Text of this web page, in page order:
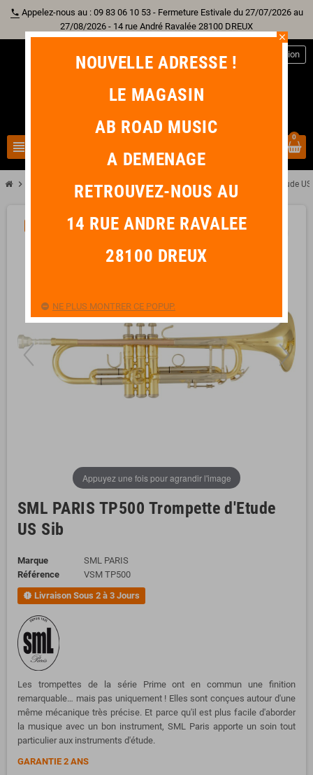
phone Appelez-nous au : 09 83 06 10 53 - Fermeture Estivale du 27/07/2026 au
27/08/2026 - 14 rue André Ravalée 28100 DREUX
view_headline
Connexion
0
chevron_right Autre Instrumentchevron_right Trompette chevron_right SML PARIS TP500 Trompette d'Etude
Appuyez une fois pour agrandir l'image
SML PARIS TP500 Trompette d'Etude
US Sib
Marque
SML PARIS
Référence
VSM TP500
new_releases Livraison Sous 2 à 3 Jours
Les trompettes de la série Prime ont en commun une finition
remarquable… mais pas uniquement ! Elles sont conçues autour d'une
même mécanique très précise. Et parce qu'il est plus facile d'aborder
la musique avec un bon instrument, SML Paris apporte un soin tout
particulier aux instruments d'étude.
GARANTIE 2 ANS
close
NOUVELLE ADRESSE !
LE MAGASIN
AB ROAD MUSIC
A DEMENAGE
RETROUVEZ-NOUS AU
14 RUE ANDRE RAVALEE
28100 DREUX
NE PLUS MONTRER CE POPUP.